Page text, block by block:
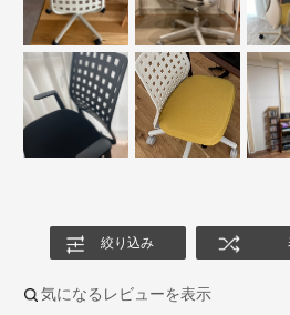
絞り込み
気になるレビューを表示